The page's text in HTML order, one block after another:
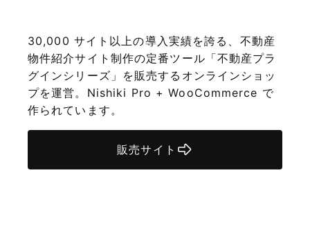
30,000 サイト以上の導入実績を誇る、不動産
物件紹介サイト制作の定番ツール「不動産プラ
グインシリーズ」を販売するオンラインショッ
プを運営。Nishiki Pro + WooCommerce で
作られています。
販売サイト